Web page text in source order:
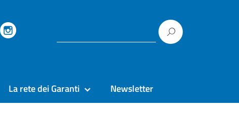
La rete dei Garanti Newsletter